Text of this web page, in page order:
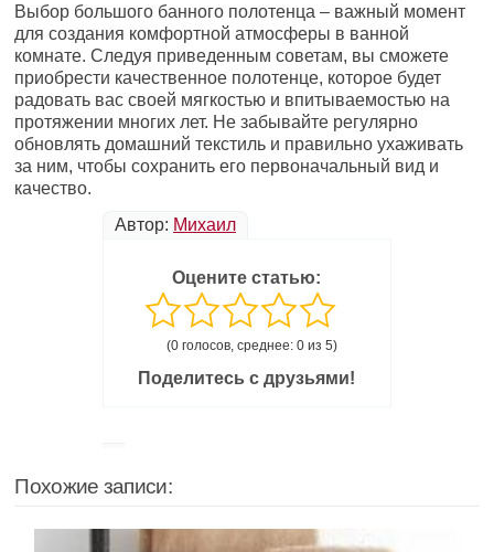
Выбор большого банного полотенца – важный момент
для создания комфортной атмосферы в ванной
комнате. Следуя приведенным советам, вы сможете
приобрести качественное полотенце, которое будет
радовать вас своей мягкостью и впитываемостью на
протяжении многих лет. Не забывайте регулярно
обновлять домашний текстиль и правильно ухаживать
за ним, чтобы сохранить его первоначальный вид и
качество.
Автор: Михаил
Оцените статью:
(0 голосов, среднее: 0 из 5)
Поделитесь с друзьями!
Похожие записи: